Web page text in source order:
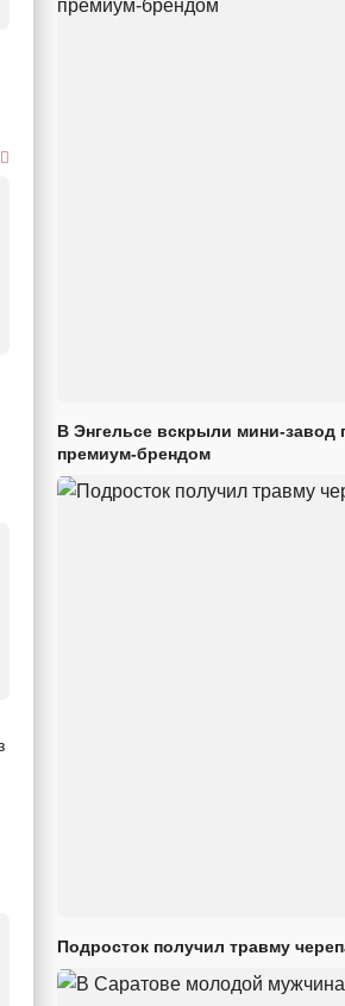
В Энгельсе вскрыли мини-завод
премиум-брендом
Подросток получил травму